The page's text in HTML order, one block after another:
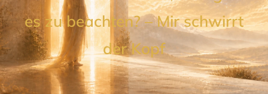
es zu beachten? – Mir schwirrt
der Kopf